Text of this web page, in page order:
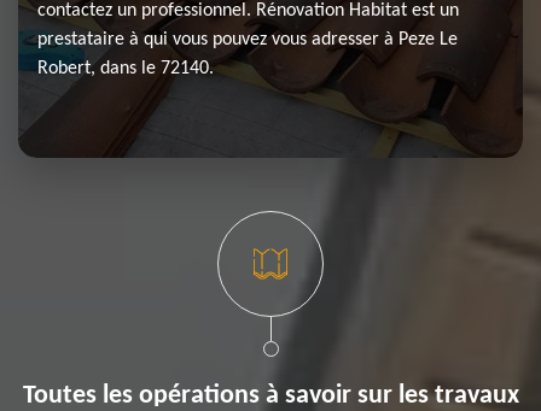
contactez un professionnel. Rénovation Habitat est un
prestataire à qui vous pouvez vous adresser à Peze Le
Robert, dans le 72140.
Toutes les opérations à savoir sur les travaux